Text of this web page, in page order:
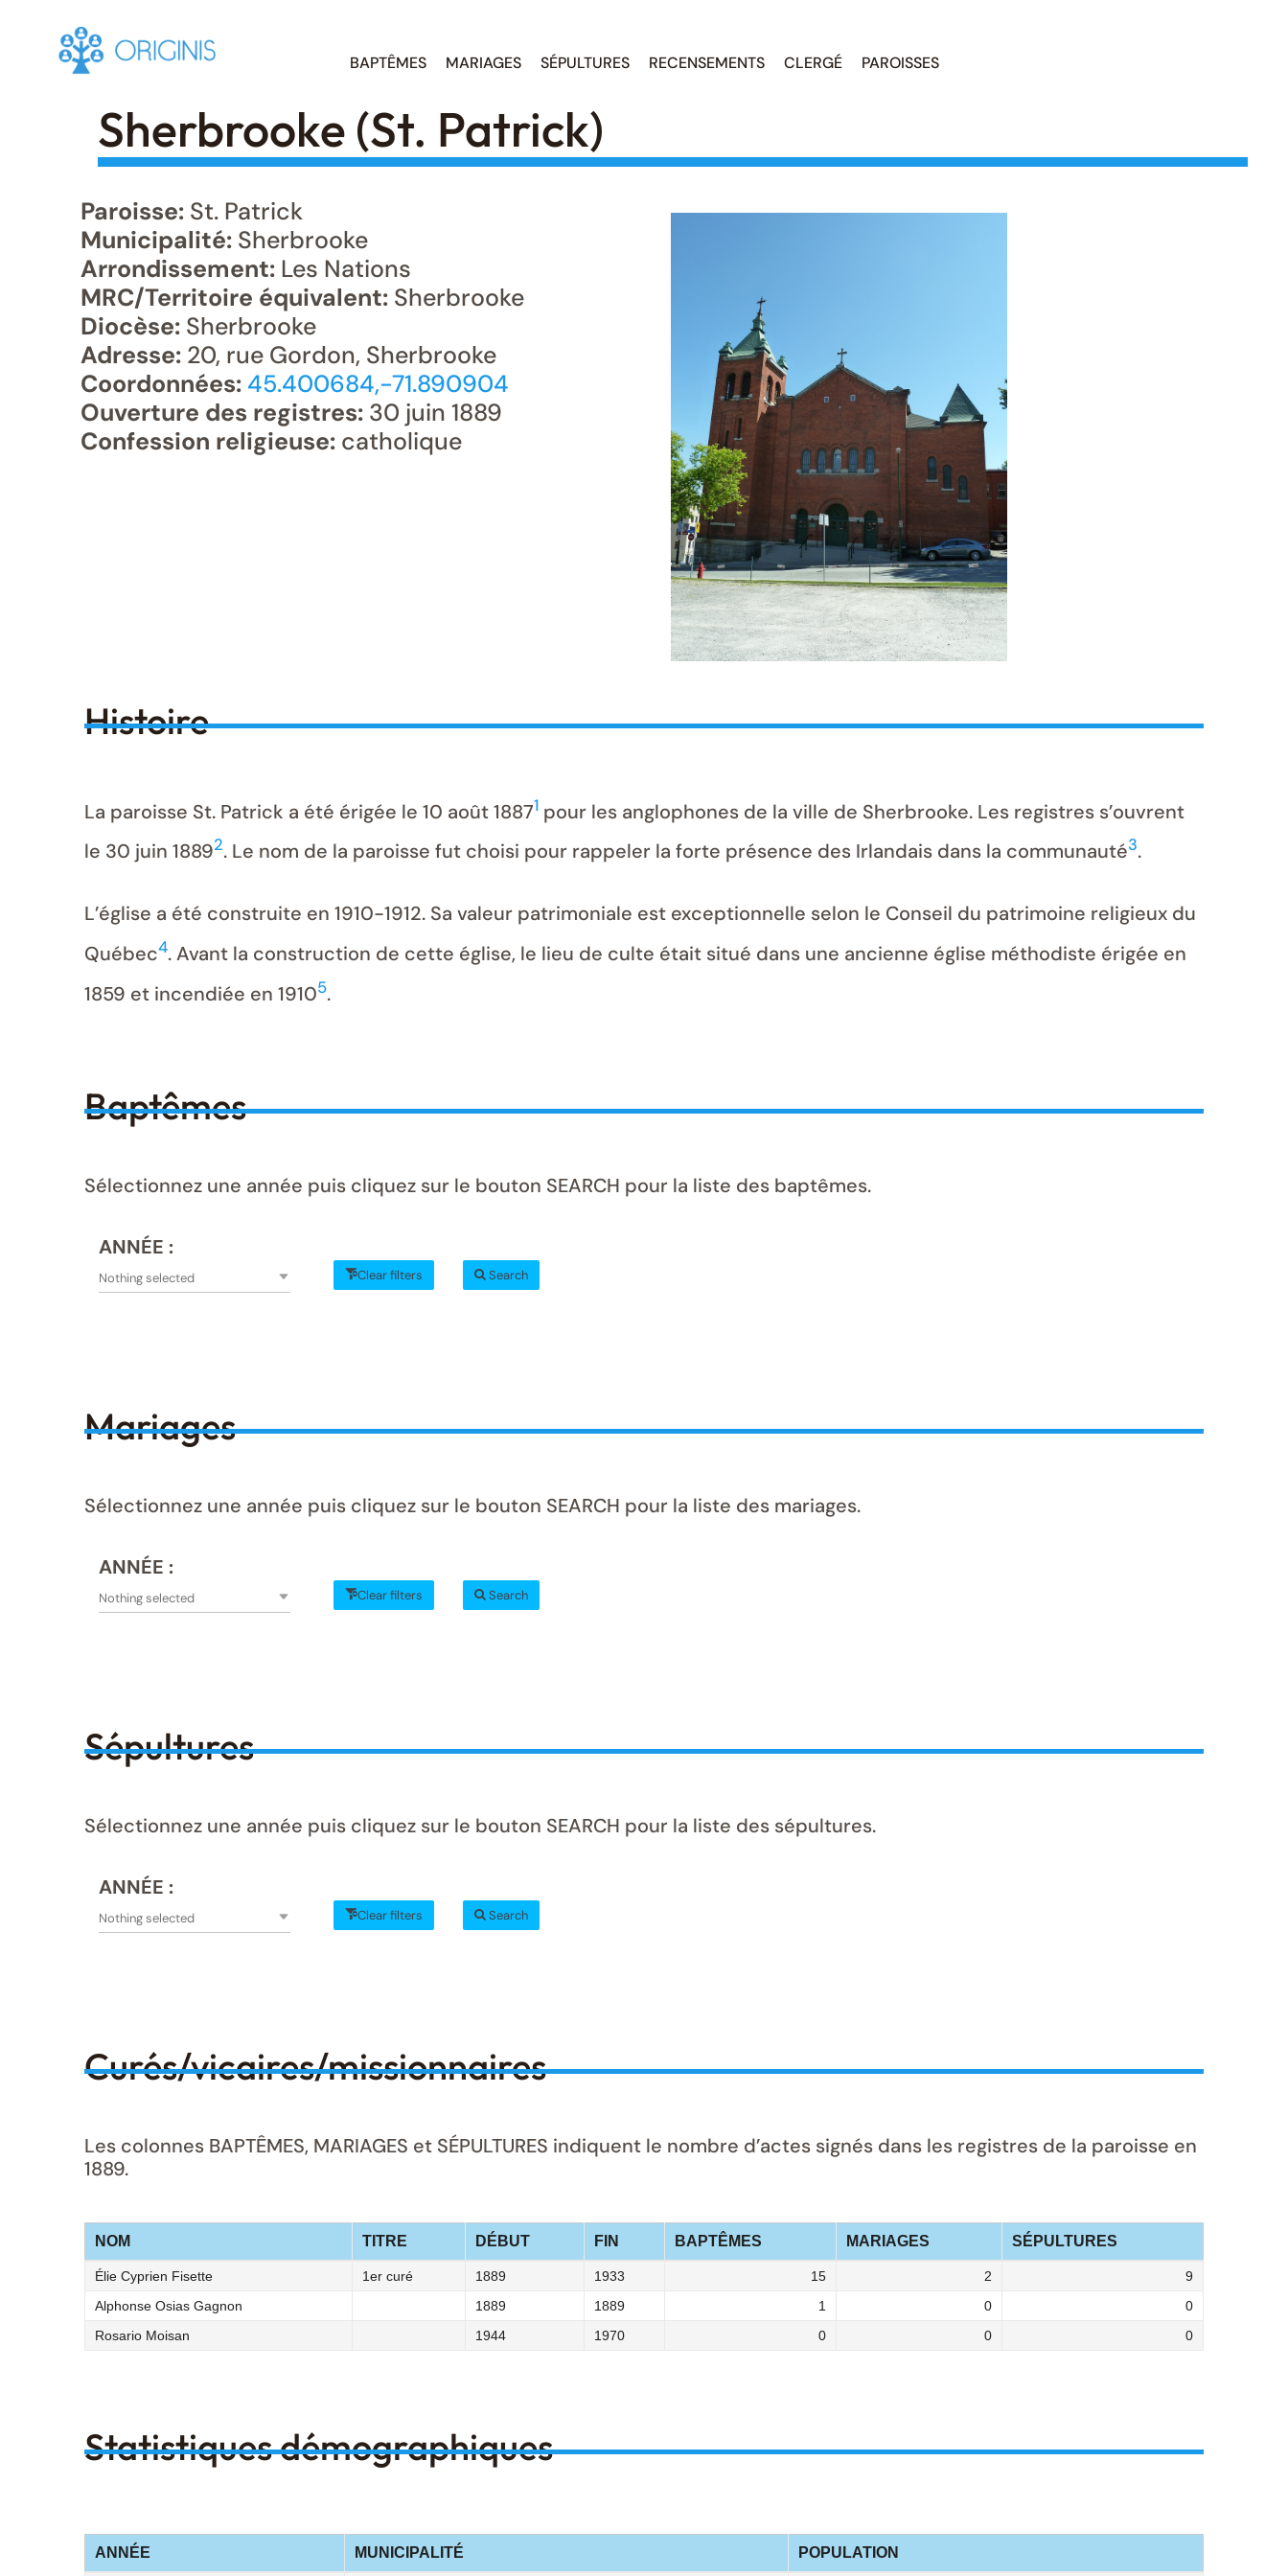
BAPTÊMES MARIAGES SÉPULTURES RECENSEMENTS CLERGÉ PAROISSES
Sherbrooke (St. Patrick)
Paroisse: St. Patrick
Municipalité: Sherbrooke
Arrondissement: Les Nations
MRC/Territoire équivalent: Sherbrooke
Diocèse: Sherbrooke
Adresse: 20, rue Gordon, Sherbrooke
Coordonnées: 45.400684,-71.890904
Ouverture des registres: 30 juin 1889
Confession religieuse: catholique
Histoire
La paroisse St. Patrick a été érigée le 10 août 18871 pour les anglophones de la ville de Sherbrooke. Les registres s’ouvrent
le 30 juin 18892. Le nom de la paroisse fut choisi pour rappeler la forte présence des Irlandais dans la communauté3.
L’église a été construite en 1910-1912. Sa valeur patrimoniale est exceptionnelle selon le Conseil du patrimoine religieux du
Québec4. Avant la construction de cette église, le lieu de culte était situé dans une ancienne église méthodiste érigée en
1859 et incendiée en 19105.
Baptêmes
Sélectionnez une année puis cliquez sur le bouton SEARCH pour la liste des baptêmes.
ANNÉE :
Nothing selected Clear filters Search
Mariages
Sélectionnez une année puis cliquez sur le bouton SEARCH pour la liste des mariages.
ANNÉE :
Nothing selected Clear filters Search
Sépultures
Sélectionnez une année puis cliquez sur le bouton SEARCH pour la liste des sépultures.
ANNÉE :
Nothing selected Clear filters Search
Curés/vicaires/missionnaires
Les colonnes BAPTÊMES, MARIAGES et SÉPULTURES indiquent le nombre d’actes signés dans les registres de la paroisse en
1889.
NOM TITRE DÉBUT FIN BAPTÊMES MARIAGES SÉPULTURES
Élie Cyprien Fisette 1er curé 1889 1933 15 2
9
Alphonse Osias Gagnon
1889 1889 1 0
0
Rosario Moisan
1944 1970 0 0 0
Statistiques démographiques
ANNÉE MUNICIPALITÉ POPULATION